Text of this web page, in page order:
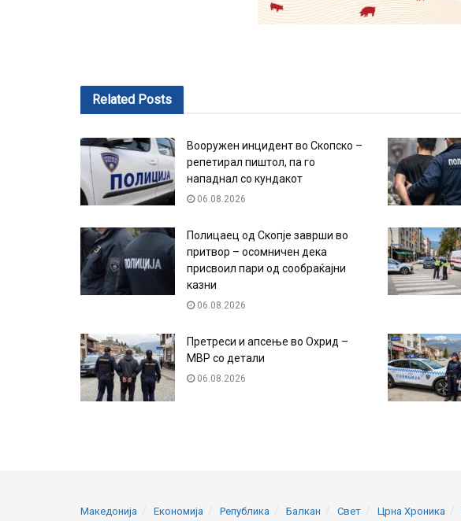
Related Posts
Вооружен инцидент во Скопско –
репетирал пиштол, па го
нападнал со кундакот
06.08.2026
Полицаец од Скопје заврши во
притвор – осомничен дека
присвоил пари од сообраќајни
казни
06.08.2026
Претреси и апсење во Охрид –
МВР со детали
06.08.2026
Македонија Економија Република Балкан Свет Црна Хроника